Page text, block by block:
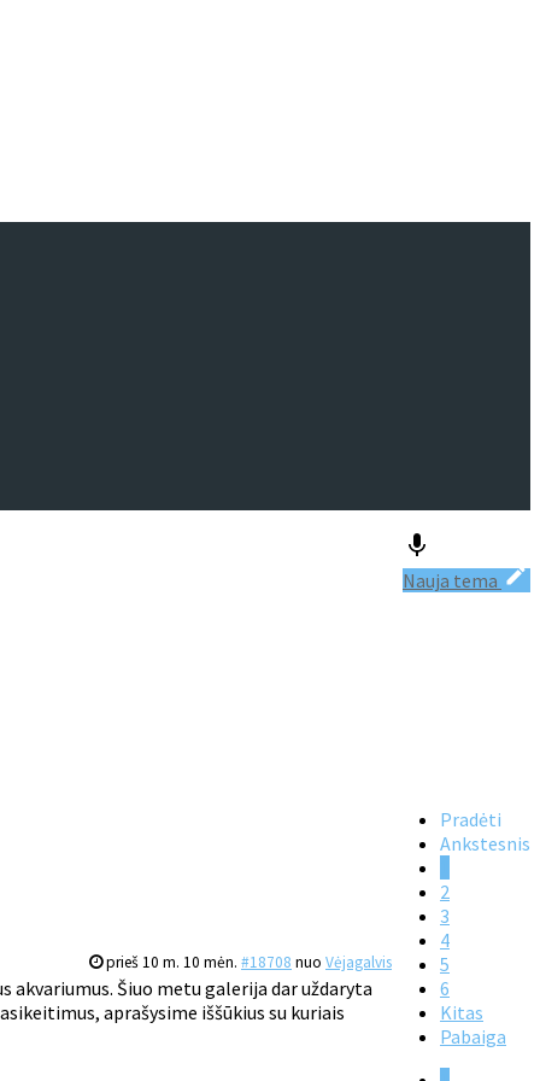
Nauja tema
Pradėti
Ankstesnis
2
3
4
5
6
Kitas
Pabaiga
prieš 10 m. 10 mėn. #18708 nuo Vėjagalvis
Šiuo metu galerija dar uždaryta
aprašysime iššūkius su kuriais